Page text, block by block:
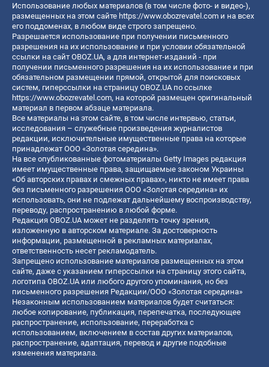
Использование любых материалов (в том числе фото- и видео-),
размещенных на этом сайте https://www.obozrevatel.com и на всех
его поддоменах, в любом виде строго запрещено.
Разрешается использование при получении письменного
разрешения на их использование и при условии обязательной
ссылки на сайт OBOZ.UA, а для интернет-изданий - при
получении письменного разрешения на их использование и при
обязательном размещении прямой, открытой для поисковых
систем, гиперссылки на страницу OBOZ.UA по ссылке
https://www.obozrevatel.com, на которой размещен оригинальный
материал в первом абзаце материала.
Все материалы на этом сайте, в том числе интервью, статьи,
исследования – служебные произведения журналистов
редакции, исключительные имущественные права на которые
принадлежат ООО «Золотая середина».
На все опубликованные фотоматериалы Getty Images редакция
имеет имущественные права, защищаемые законом Украины
«Об авторских правах и смежных правах», никто не имеет права
без письменного разрешения ООО «Золотая середина» их
использовать, они не подлежат дальнейшему воспроизводству,
переводу, распространению в любой форме.
Редакция OBOZ.UA может не разделять точку зрения,
изложенную в авторском материале. За достоверность
информации, размещенной в рекламных материалах,
ответственность несет рекламодатель.
Запрещено использование материалов размещенных на этом
сайте, даже с указанием гиперссылки на страницу этого сайта,
логотипа OBOZ.UA или любого другого упоминания, но без
письменного разрешения Редакции/ООО «Золотая середина»
Незаконным использованием материалов будет считаться:
любое копирование, публикация, перепечатка, последующее
распространение, использование, переработка с
использованием, включением в состав других материалов,
распространение, адаптация, перевод и другие подобные
изменения материала.